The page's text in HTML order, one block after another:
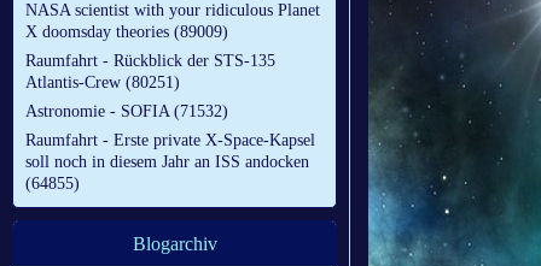
NASA scientist with your ridiculous Planet
X doomsday theories (89009)
Raumfahrt - Rückblick der STS-135
Atlantis-Crew (80251)
Astronomie - SOFIA (71532)
Raumfahrt - Erste private X-Space-Kapsel
soll noch in diesem Jahr an ISS andocken
(64855)
Blogarchiv